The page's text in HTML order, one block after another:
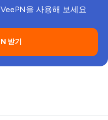
을 사용해 보세요
받기